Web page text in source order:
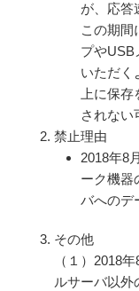
が、応答
この期間
プやUSB
いただく
上に保
されない
禁止理由
2018年8
ーク機器
バへのデ
その他
（１）2018
ルサーバ以外